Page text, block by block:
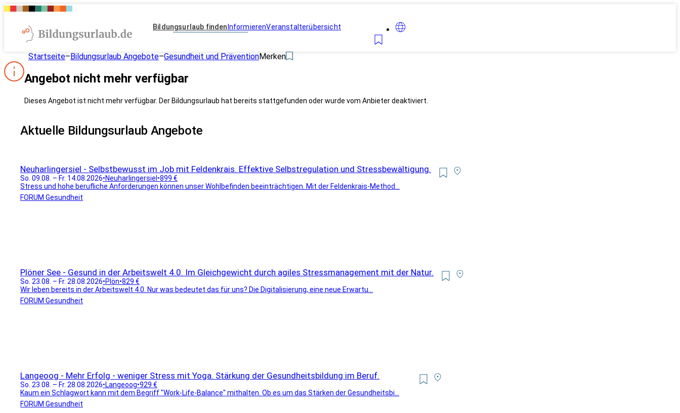
Bildungsurlaub finden InformierenVeranstalterübersicht
Startseite–Bildungsurlaub Angebote–Gesundheit und PräventionMerken
Angebot nicht mehr verfügbar
Dieses Angebot ist nicht mehr verfügbar. Der Bildungsurlaub hat bereits stattgefunden oder wurde vom Anbieter deaktiviert.
Aktuelle Bildungsurlaub Angebote
Neuharlingersiel - Selbstbewusst im Job mit Feldenkrais. Effektive Selbstregulation und Stressbewältigung.
So. 09.08. – Fr. 14.08.2026•Neuharlingersiel •899 €
Stress und hohe berufliche Anforderungen können unser Wohlbefinden beeinträchtigen. Mit der Feldenkrais-Method...
FORUM Gesundheit
Plöner See - Gesund in der Arbeitswelt 4.0. Im Gleichgewicht durch agiles Stressmanagement mit der Natur.
So. 23.08. – Fr. 28.08.2026•Plön•829 €
Wir leben bereits in der Arbeitswelt 4.0. Nur was bedeutet das für uns? Die Digitalisierung, eine neue Erwartu...
FORUM Gesundheit
Langeoog - Mehr Erfolg - weniger Stress mit Yoga. Stärkung der Gesundheitsbildung im Beruf.
So. 23.08. – Fr. 28.08.2026•Langeoog•929 €
Kaum ein Schlagwort kann mit dem Begriff "Work-Life-Balance" mithalten. Ob es um das Stärken der Gesundheitsbi...
FORUM Gesundheit